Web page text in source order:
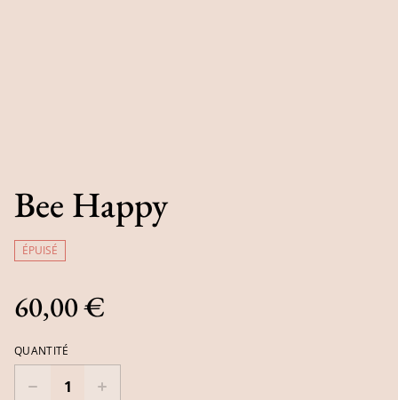
Bee Happy
ÉPUISÉ
60,00 €
QUANTITÉ